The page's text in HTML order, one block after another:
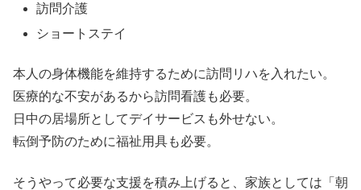
訪問介護
ショートステイ
本人の身体機能を維持するために訪問リハを入れたい。
医療的な不安があるから訪問看護も必要。
日中の居場所としてデイサービスも外せない。
転倒予防のために福祉用具も必要。
そうやって必要な支援を積み上げると、家族としては「朝